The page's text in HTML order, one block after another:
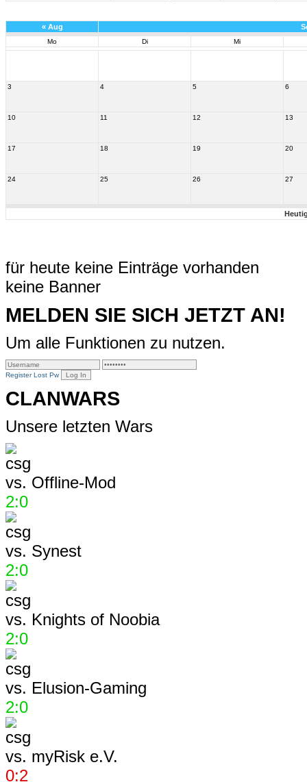
« Aug
Mo Di Mi
3 4 5 6
10 11 12 13
17 18 19 20
24 25 26 27
für heute keine Einträge vorhanden
keine Banner
MELDEN SIE SICH JETZT AN!
Um alle Funktionen zu nutzen.
Register Lost Pw
CLANWARS
Unsere letzten Wars
vs. Offline-Mod
2:0
vs. Synest
2:0
vs. Knights of Noobia
2:0
vs. Elusion-Gaming
2:0
vs. myRisk e.V.
0:2